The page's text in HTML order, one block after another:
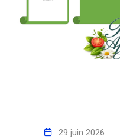
29 juin 2026